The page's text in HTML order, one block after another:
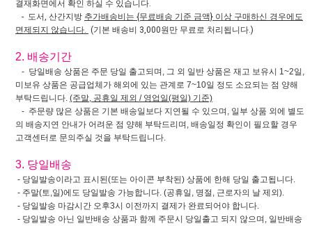
결재화면에서 확인 하실 수 있습니다.
- 도서, 산간지방 추가배송비는 {무료배송 기준 금액} 이상 구매하신 경우에도
면제되지 않습니다. (기본 배송비 3,000원만 무료로 처리됩니다.)
2. 배송기간
- 당일배송 상품은 주문 당일 출고되며, 그 외 일반 상품은 재고 보유시 1~2일,
미보유 상품은 공급업체가 해외에 있는 관계로 7~10일 정도 소요되는 점 양해
부탁드립니다. (주말, 공휴일 제외 / 영업일(평일) 기준)
- 주문량 많은 상품은 기본 배송일보다 지연될 수 있으며, 일부 상품 외에 별도
의 배송지연 안내가 어려운 점 양해 부탁드리며, 배송일정 확인이 필요할 경우
고객센터로 문의주실 것을 부탁드립니다.
3. 당일배송
- 당일발송이라고 표시된(또는 아이콘 부착된) 상품에 한해 당일 출고됩니다.
- 주말(토,일)에도 당일발송 가능합니다. (공휴일, 명절, 근로자의 날 제외).
- 당일발송 마감시간 오후3시 이전까지 결제가 완료되어야 합니다.
- 당일발송 아닌 일반배송 상품과 함께 주문시 당일출고 되지 않으며, 일반배송